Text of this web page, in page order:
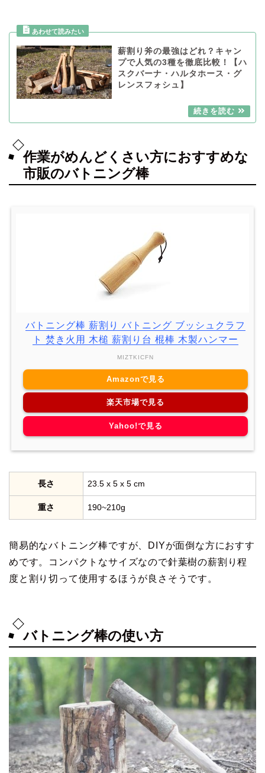
薪割り斧の最強はどれ？キャン
プで人気の3種を徹底比較！【ハ
スクバーナ・ハルタホース・グ
レンスフォシュ】
作業がめんどくさい方におすすめな
市販のバトニング棒
バトニング棒 薪割り バトニング ブッシュクラフ
ト 焚き火用 木槌 薪割り台 棍棒 木製ハンマー
MIZTKICFN
Amazonで見る
楽天市場で見る
Yahoo!で見る
長さ 23.5 x 5 x 5 cm
重さ 190~210g
簡易的なバトニング棒ですが、DIYが面倒な方におすす
めです。コンパクトなサイズなので針葉樹の薪割り程
度と割り切って使用するほうが良さそうです。
バトニング棒の使い方